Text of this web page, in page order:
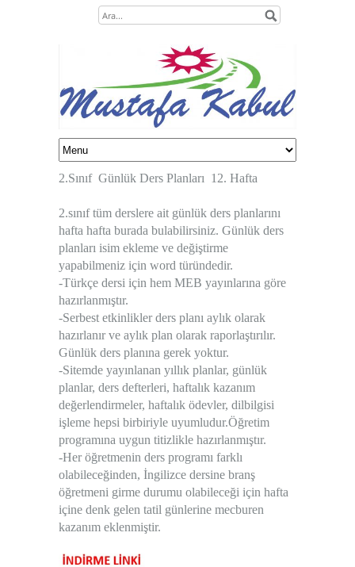
2.Sınıf Günlük Ders Planları 12. Hafta
2.sınıf tüm derslere ait günlük ders planlarını
hafta hafta burada bulabilirsiniz. Günlük ders
planları isim ekleme ve değiştirme
yapabilmeniz için word türündedir.
-Türkçe dersi için hem MEB yayınlarına göre
hazırlanmıştır.
-Serbest etkinlikler ders planı aylık olarak
hazırlanır ve aylık plan olarak raporlaştırılır.
Günlük ders planına gerek yoktur.
-Sitemde yayınlanan yıllık planlar, günlük
planlar, ders defterleri, haftalık kazanım
değerlendirmeler, haftalık ödevler, dilbilgisi
işleme hepsi birbiriyle uyumludur.Öğretim
programına uygun titizlikle hazırlanmıştır.
-Her öğretmenin ders programı farklı
olabileceğinden, İngilizce dersine branş
öğretmeni girme durumu olabileceği için hafta
içine denk gelen tatil günlerine mecburen
kazanım eklenmiştir.